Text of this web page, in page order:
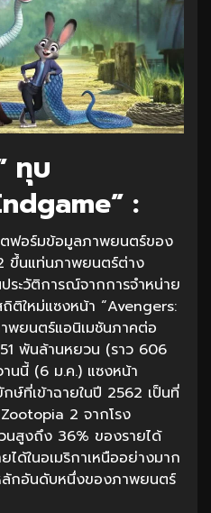
ทุบ
:
ฟอร์มข้อมูลภาพยนตร์ของ
ขึ้นแท่นภาพยนตร์ต่าง
ระวัติการณ์จากการจำหน่าย
ติใหม่แซงหน้า “Avengers:
พยนตร์แอนิเมชันภาคต่อ
พันล้านหยวน (ราว 606
นนี้ (6 ม.ค.) แซงหน้า
ษ์ที่เข้าฉายในปี 2562 เป็นที่
2 จากโรง
นสูงถึง 36% ของรายได้
ด้ในอเมริกาเหนืออย่างมาก
ลักอันดับหนึ่งของภาพยนตร์